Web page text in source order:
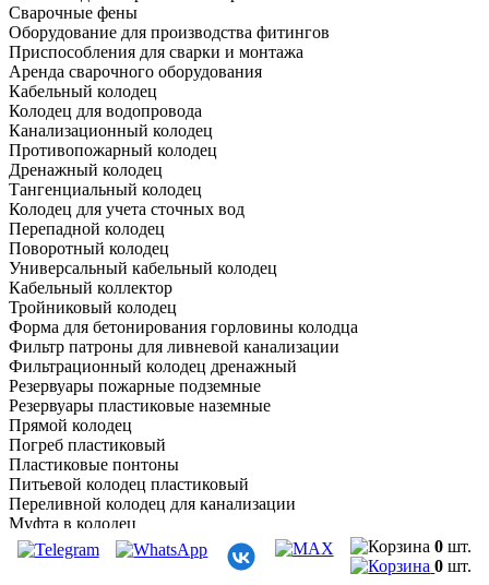
Сварочные фены
Оборудование для производства фитингов
Приспособления для сварки и монтажа
Аренда сварочного оборудования
Кабельный колодец
Колодец для водопровода
Канализационный колодец
Противопожарный колодец
Дренажный колодец
Тангенциальный колодец
Колодец для учета сточных вод
Перепадной колодец
Поворотный колодец
Универсальный кабельный колодец
Кабельный коллектор
Тройниковый колодец
Форма для бетонирования горловины колодца
Фильтр патроны для ливневой канализации
Фильтрационный колодец дренажный
Резервуары пожарные подземные
Резервуары пластиковые наземные
Прямой колодец
Погреб пластиковый
Пластиковые понтоны
Питьевой колодец пластиковый
Переливной колодец для канализации
Муфта в колодец
Ливневый колодец дождеприемный
Лестница для колодца нержавеющая
0 шт.
0 шт.